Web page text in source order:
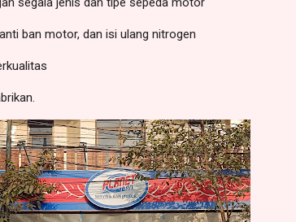
ban motor, dan isi ulang nitrogen